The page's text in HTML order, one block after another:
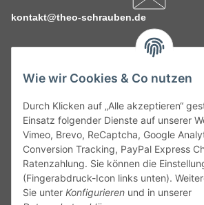
Wie wir Cookies & Co nutzen
Durch Klicken auf „Alle akzeptieren“
Einsatz folgender Dienste auf unserer
Vimeo, Brevo, ReCaptcha, Google
Conversion Tracking, PayPal Express
Ratenzahlung. Sie können die
(Fingerabdruck-Icon links unten).
Sie unter Konfigurieren und in unserer
kontakt@theo-schrauben.de
Service
Gesetzliche Informationen
Alle technischen Angaben ohne Gewähr.